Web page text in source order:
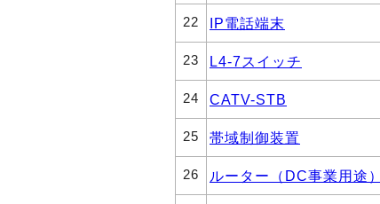
22 IP電話端末
23 L4-7スイッチ
24 CATV-STB
25 帯域制御装置
26 ルーター（DC事業用途）